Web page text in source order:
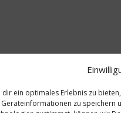
dir ein optimales Erlebnis zu
zu speichern